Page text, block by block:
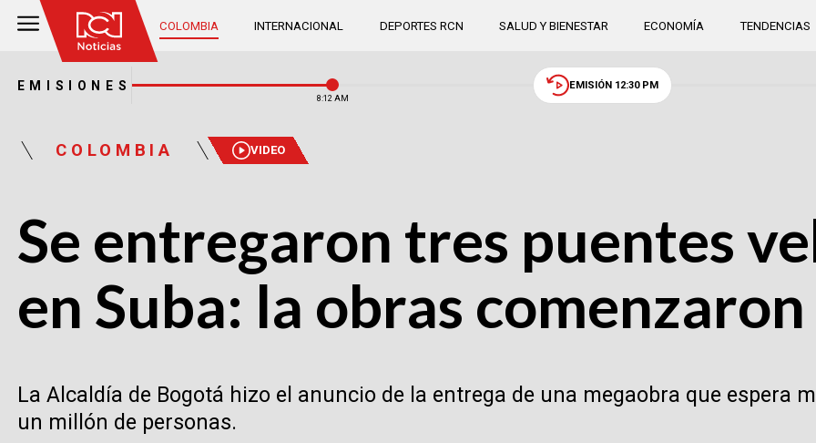
COLOMBIA INTERNACIONAL DEPORTES RCN SALUD Y BIENESTAR ECONOMÍA TENDENCIAS
EMISIONES
8:12 AM
EMISIÓN 12:30 PM
COLOMBIA VIDEO
Se entregaron tres puentes
en Suba: la obras
La Alcaldía de Bogotá hizo el anuncio de la entrega de una megaobra que espera
un millón de personas.